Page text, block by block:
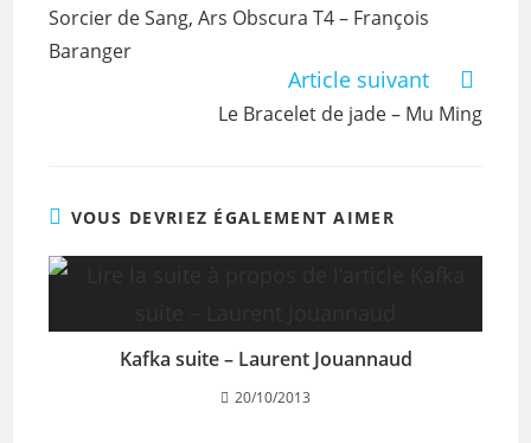
Sorcier de Sang, Ars Obscura T4 – François
Baranger
Article suivant
Le Bracelet de jade – Mu Ming
VOUS DEVRIEZ ÉGALEMENT AIMER
Kafka suite – Laurent Jouannaud
20/10/2013